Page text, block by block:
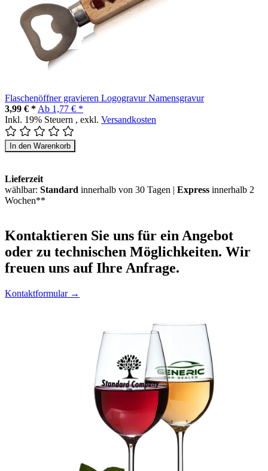
Flaschenöffner gravieren Logogravur Namensgravur
3,99 € * Ab 1,77 € *
Inkl. 19% Steuern , exkl. Versandkosten
In den Warenkorb
Lieferzeit
wählbar: Standard innerhalb von 30 Tagen | Express innerhalb 2
Wochen**
Kontaktieren Sie uns für ein Angebot
oder zu technischen Möglichkeiten. Wir
freuen uns auf Ihre Anfrage.
Kontaktformular →